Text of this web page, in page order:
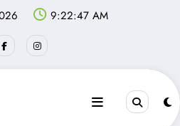
9:22:48 AM